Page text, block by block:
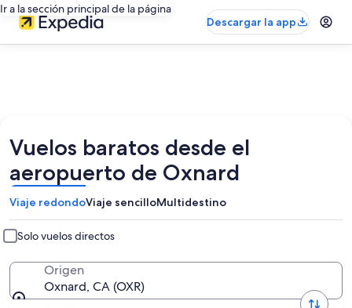
Ir a la sección principal de la página
Descargar la app
Vuelos baratos desde el
aeropuerto de Oxnard
Viaje redondoViaje sencilloMultidestino
Solo vuelos directos
Origen
Oxnard, CA (OXR)